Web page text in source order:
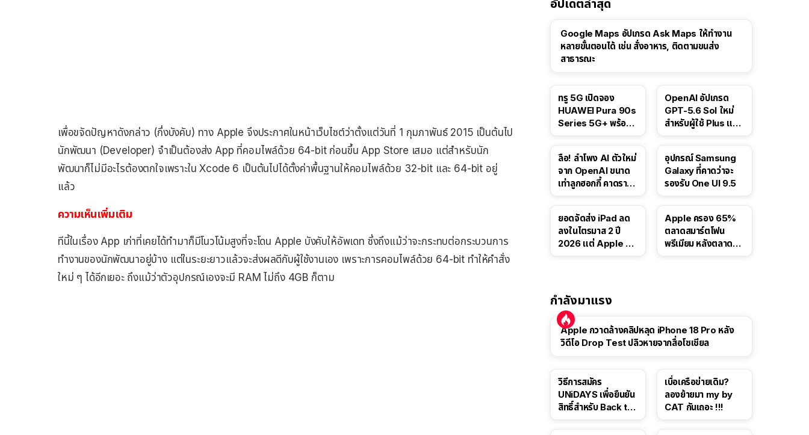
เพื่อขจัดปัญหาดังกล่าว (กึ่งบังคับ) ทาง Apple จึงประกาศในหน้าเว็บไซต์ว่าตั้งแต่วันที่ 1 กุมภาพันธ์ 2015 เป็นต้นไป
นักพัฒนา (Developer) จำเป็นต้องส่ง App ที่คอมไพล์ด้วย 64-bit ก่อนขึ้น App Store เสมอ แต่สำหรับนัก
พัฒนาก็ไม่มีอะไรต้องตกใจเพราะใน Xcode 6 เป็นต้นไปได้ตั้งค่าพื้นฐานให้คอมไพล์ด้วย 32-bit และ 64-bit อยู่
แล้ว
ความเห็นเพิ่มเติม
ทีนี้ในเรื่อง App เก่าที่เคยได้ทำมาก็มีโนวโน้มสูงที่จะโดน Apple บังคับให้อัพเดท ซึ่งถึงแม้ว่าจะกระทบต่อกระบวนการ
ทำงานของนักพัฒนาอยู่บ้าง แต่ในระยะยาวแล้วจะส่งผลดีกับผู้ใช้งานเอง เพราะการคอมไพล์ด้วย 64-bit ทำให้คำสั่ง
ใหม่ ๆ ได้อีกเยอะ ถึงแม้ว่าตัวอุปกรณ์เองจะมี RAM ไม่ถึง 4GB ก็ตาม
อัปเดตล่าสุด
Google Maps อัปเกรด Ask Maps ให้ทำงาน
หลายขั้นตอนได้ เช่น สั่งอาหาร, ติดตามขนส่ง
สาธารณะ
ทรู 5G เปิดจอง
HUAWEI Pura 90s
Series 5G+ พร้อม
OpenAI อัปเกรด
GPT-5.6 Sol ใหม่
สำหรับผู้ใช้ Plus และ
ลือ! ลำโพง AI ตัวใหม่
จาก OpenAI ขนาด
เท่าลูกฮอกกี้ คาดราคา
อุปกรณ์ Samsung
Galaxy ที่คาดว่าจะ
รองรับ One UI 9.5
ยอดจัดส่ง iPad ลด
ลงในไตรมาส 2 ปี
2026 แต่ Apple ยัง
Apple ครอง 65%
ตลาดสมาร์ตโฟน
พรีเมียม หลังตลาดทำ
กำลังมาแรง
Apple กวาดล้างคลิปหลุด iPhone 18 Pro หลัง
วิดีโอ Drop Test ปลิวหายจากสื่อโซเชียล
วิธีการสมัคร
UNiDAYS เพื่อยืนยัน
สิทธิ์สำหรับ Back to
เบื่อเครือข่ายเดิม?
ลองย้ายมา my by
CAT กันเถอะ !!!